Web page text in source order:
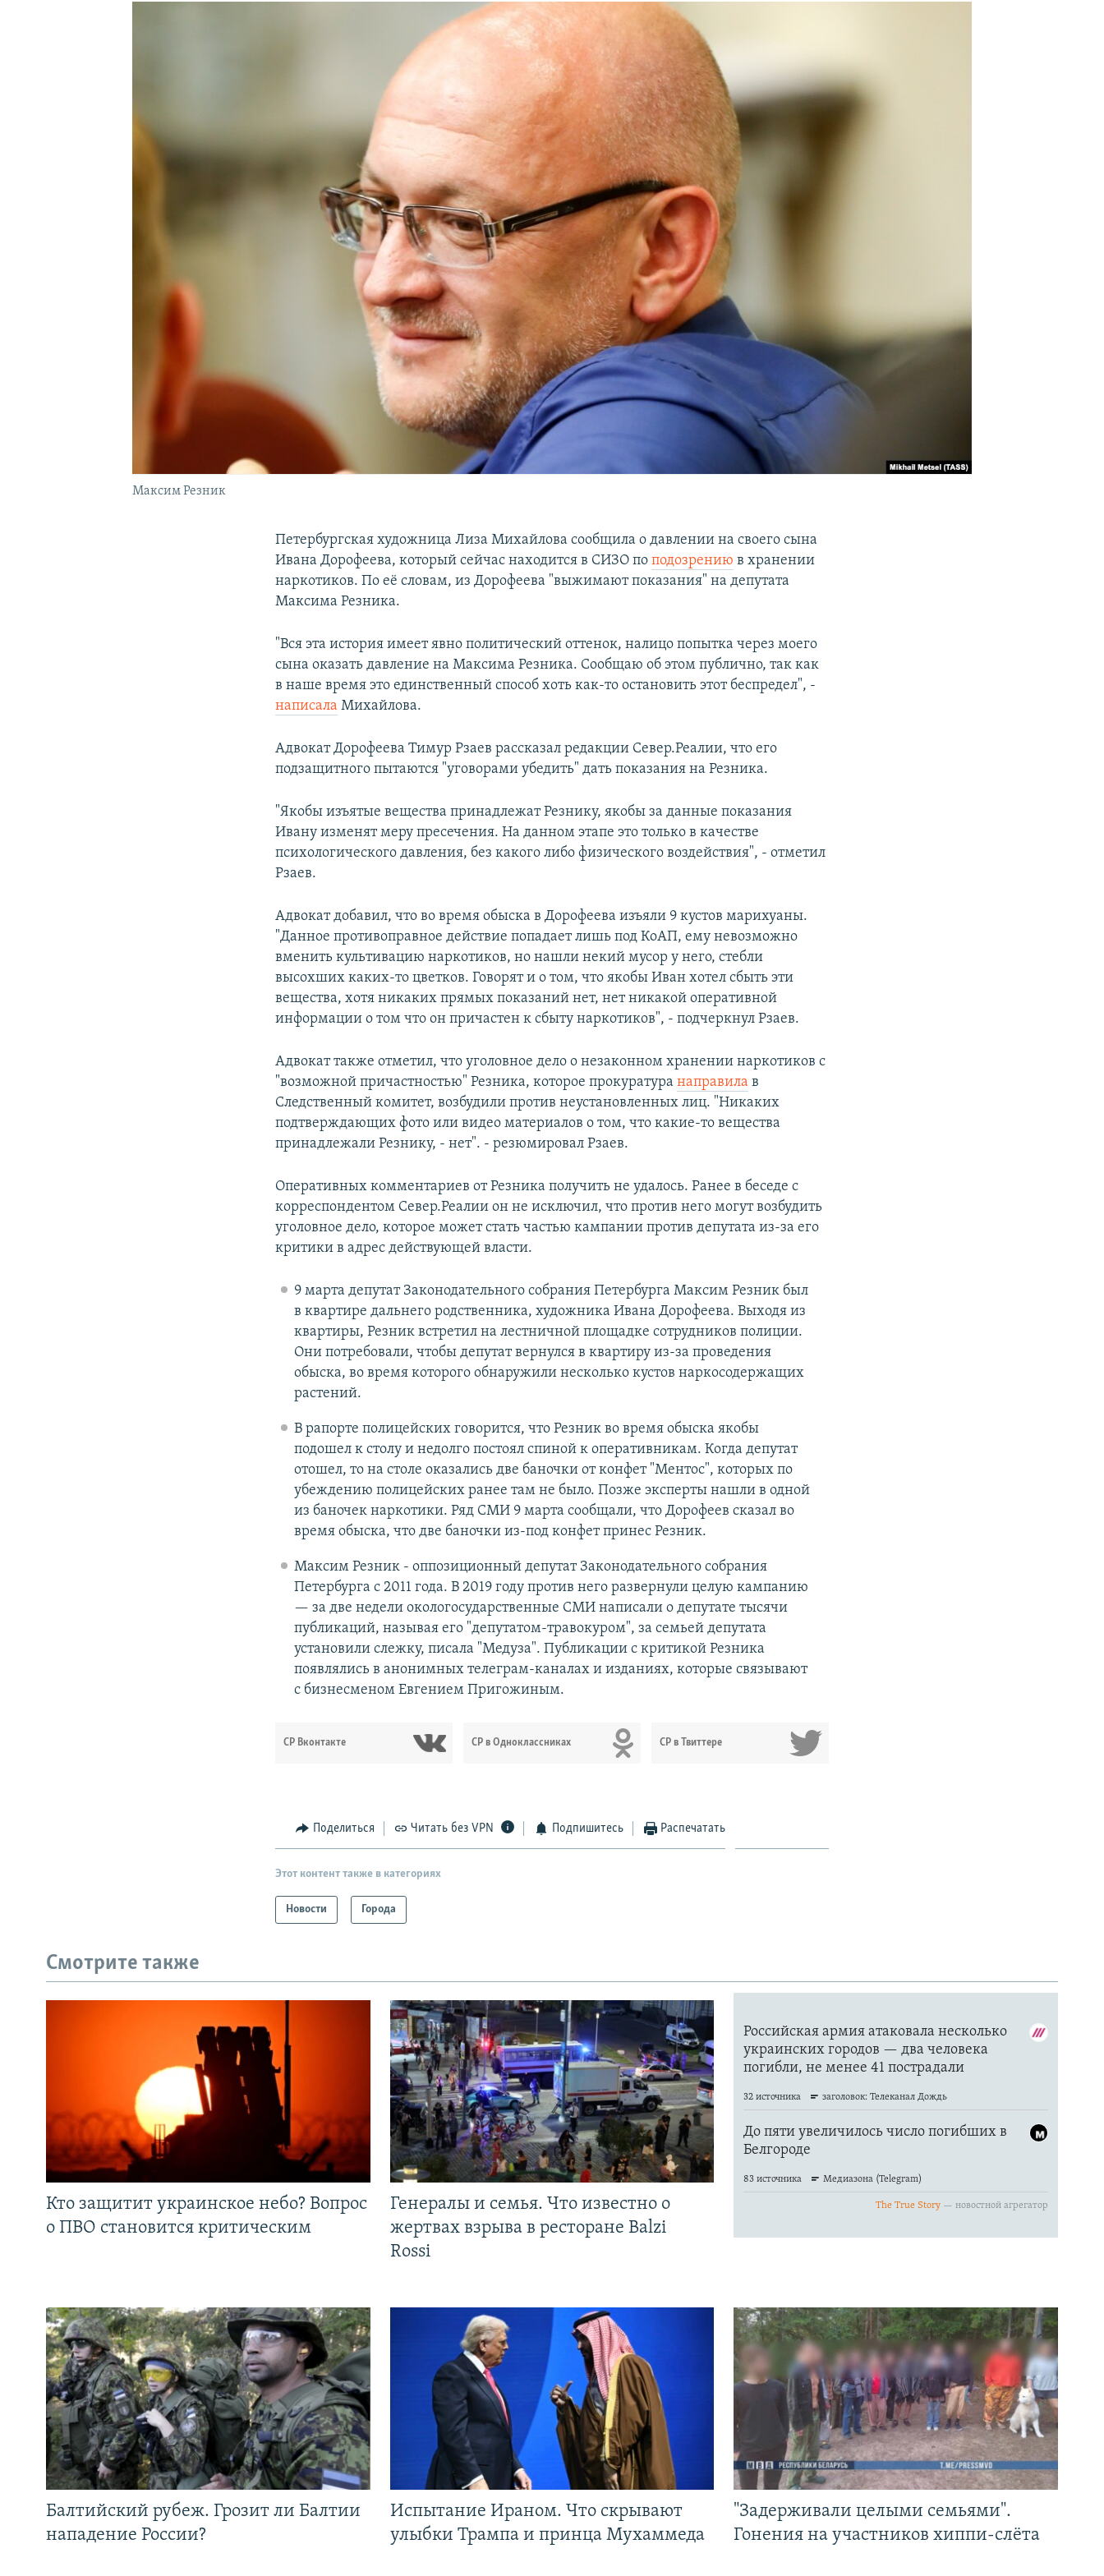
Максим Резник
Петербургская художница Лиза Михайлова сообщила о давлении на своего сына
Ивана Дорофеева, который сейчас находится в СИЗО поподозрению в хранении
наркотиков. По её словам, из Дорофеева "выжимают показания" на депутата
Максима Резника.
"Вся эта история имеет явно политический оттенок, налицо попытка через моего
сына оказать давление на Максима Резника. Сообщаю об этом публично, так как
в наше время это единственный способ хоть как-то остановить этот беспредел", -
написала Михайлова.
Адвокат Дорофеева Тимур Рзаев рассказал редакции Север.Реалии, что его
подзащитного пытаются "уговорами убедить" дать показания на Резника.
"Якобы изъятые вещества принадлежат Резнику, якобы за данные показания
Ивану изменят меру пресечения. На данном этапе это только в качестве
психологического давления, без какого либо физического воздействия", - отметил
Рзаев.
Адвокат добавил, что во время обыска в Дорофеева изъяли 9 кустов марихуаны.
"Данное противоправное действие попадает лишь под КоАП, ему невозможно
вменить культивацию наркотиков, но нашли некий мусор у него, стебли
высохших каких-то цветков. Говорят и о том, что якобы Иван хотел сбыть эти
вещества, хотя никаких прямых показаний нет, нет никакой оперативной
информации о том что он причастен к сбыту наркотиков", - подчеркнул Рзаев.
Адвокат также отметил, что уголовное дело о незаконном хранении наркотиков с
"возможной причастностью" Резника, которое прокуратуранаправила в
Следственный комитет, возбудили против неустановленных лиц. "Никаких
подтверждающих фото или видео материалов о том, что какие-то вещества
принадлежали Резнику, - нет". - резюмировал Рзаев.
Оперативных комментариев от Резника получить не удалось. Ранее в беседе с
корреспондентом Север.Реалии он не исключил, что против него могут возбудить
уголовное дело, которое может стать частью кампании против депутата из-за его
критики в адрес действующей власти.
9 марта депутат Законодательного собрания Петербурга Максим Резник был
в квартире дальнего родственника, художника Ивана Дорофеева. Выходя из
квартиры, Резник встретил на лестничной площадке сотрудников полиции.
Они потребовали, чтобы депутат вернулся в квартиру из-за проведения
обыска, во время которого обнаружили несколько кустов наркосодержащих
растений.
В рапорте полицейских говорится, что Резник во время обыска якобы
подошел к столу и недолго постоял спиной к оперативникам. Когда депутат
отошел, то на столе оказались две баночки от конфет "Ментос", которых по
убеждению полицейских ранее там не было. Позже эксперты нашли в одной
из баночек наркотики. Ряд СМИ 9 марта сообщали, что Дорофеев сказал во
время обыска, что две баночки из-под конфет принес Резник.
Максим Резник - оппозиционный депутат Законодательного собрания
Петербурга с 2011 года. В 2019 году против него развернули целую кампанию
— за две недели окологосударственные СМИ написали о депутате тысячи
публикаций, называя его "депутатом-травокуром", за семьей депутата
установили слежку, писала "Медуза". Публикации с критикой Резника
появлялись в анонимных телеграм-каналах и изданиях, которые связывают
с бизнесменом Евгением Пригожиным.
СР Вконтакте СР в Одноклассниках СР в Твиттере
Поделиться Читать без VPN Подпишитесь Распечатать
Этот контент также в категориях
Новости Города
Смотрите также
Кто защитит украинское небо? Вопрос
о ПВО становится критическим
Генералы и семья. Что известно о
жертвах взрыва в ресторане Balzi
Rossi
Балтийский рубеж. Грозит ли Балтии
нападение России?
Испытание Ираном. Что скрывают
улыбки Трампа и принца Мухаммеда
"Задерживали целыми семьями".
Гонения на участников хиппи-слёта